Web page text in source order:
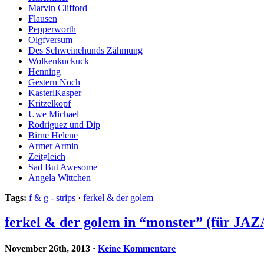
Marvin Clifford
Flausen
Pepperworth
Olgfversum
Des Schweinehunds Zähmung
Wolkenkuckuck
Henning
Gestern Noch
KasterlKasper
Kritzelkopf
Uwe Michael
Rodriguez und Dip
Birne Helene
Armer Armin
Zeitgleich
Sad But Awesome
Angela Wittchen
Tags: f & g - strips · ferkel & der golem
ferkel & der golem in “monster” (für
November 26th, 2013 · Keine Kommentare